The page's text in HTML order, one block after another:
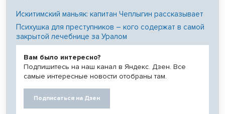
Искитимский маньяк: капитан Чеплыгин рассказывает
Психушка для преступников – кого содержат в самой
закрытой лечебнице за Уралом
Вам было интересно?
Подпишитесь на наш канал в Яндекс. Дзен. Все
самые интересные новости отобраны там.
Подписаться на Дзен